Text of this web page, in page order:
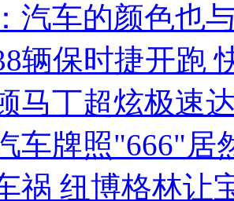
汽车的颜色也
辆保时捷开跑
马丁超炫极速
车牌照"666"居
祸 纽博格林让